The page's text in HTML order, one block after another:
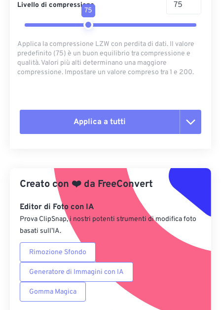
Livello di compressione
75
Applica la compressione LZW con perdita di dati. Il valore
predefinito (75) è un buon equilibrio tra compressione e
qualità. Valori più alti determinano una maggiore
compressione. Impostare un valore compreso tra 1 e 200.
Applica a tutti
Applica da preimpostazione
Salva come predefinito
Creato con ❤️ da FreeConvert
Editor di Foto con IA
Prova ClipSnap, i nostri potenti strumenti di modifica foto
basati sull’IA.
Rimozione Sfondo
Generatore di Immagini con IA
Gomma Magica